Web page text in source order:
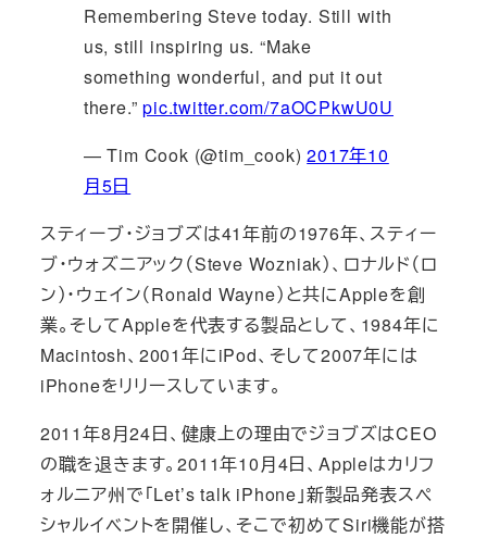
Remembering Steve today. Still with
us, still inspiring us. “Make
something wonderful, and put it out
there.”pic.twitter.com/7aOCPkwU0U
— Tim Cook (@tim_cook)2017年10
月5日
スティーブ・ジョブズは41年前の1976年、スティー
ブ・ウォズニアック（Steve Wozniak）、ロナルド（ロ
ン）・ウェイン（Ronald Wayne）と共にAppleを創
業。そしてAppleを代表する製品として、1984年に
Macintosh、2001年にiPod、そして2007年には
iPhoneをリリースしています。
2011年8月24日、健康上の理由でジョブズはCEO
の職を退きます。2011年10月4日、Appleはカリフ
ォルニア州で「Let’s talk iPhone」新製品発表スペ
シャルイベントを開催し、そこで初めてSiri機能が搭